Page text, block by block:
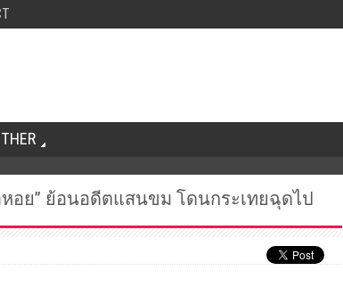
าหอย” ย้อนอดีตแสนขม โดนกระเทยฉุดไป